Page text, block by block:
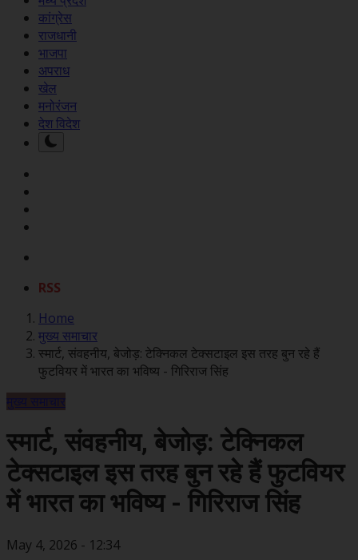
कांग्रेस
राजधानी
भाजपा
अपराध
खेल
मनोरंजन
देश विदेश
RSS
Home
मुख्य समाचार
स्मार्ट, संवहनीय, बेजोड़: टेक्निकल टेक्सटाइल इस तरह बुन रहे हैं
फुटवियर में भारत का भविष्य - गिरिराज सिंह
स्मार्ट, संवहनीय, बेजोड़: टेक्निकल
टेक्सटाइल इस तरह बुन रहे हैं फुटवियर
में भारत का भविष्य - गिरिराज सिंह
May 4, 2026 - 12:34